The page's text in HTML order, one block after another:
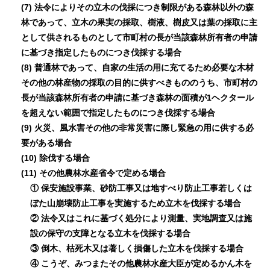
(7) 法令によりその立木の伐採につき制限がある森林以外の森
林であって、立木の果実の採取、樹液、樹皮又は葉の採取に主
として供されるものとして市町村の長が当該森林所有者の申請
に基づき指定したものにつき伐採する場合
(8) 普通林であって、自家の生活の用に充てるため必要な木材
その他の林産物の採取の目的に供すべきもののうち、市町村の
長が当該森林所有者の申請に基づき森林の面積が1ヘクタール
を超えない範囲で指定したものにつき伐採する場合
(9) 火災、風水害その他の非常災害に際し緊急の用に供する必
要がある場合
(10) 除伐する場合
(11) その他農林水産省令で定める場合
① 保安施設事業、砂防工事又は地すべり防止工事若しくは
ぼた山崩壊防止工事を実施するため立木を伐採する場合
② 法令又はこれに基づく処分により測量、実地調査又は施
設の保守の支障となる立木を伐採する場合
③ 倒木、枯死木又は著しく損傷した立木を伐採する場合
④ こうぞ、みつまたその他農林水産大臣が定めるかん木を